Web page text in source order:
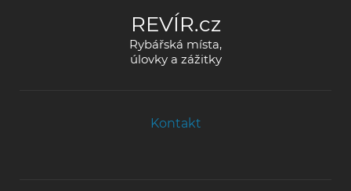
REVÍR.cz
Rybářská místa,
úlovky a zážitky
Kontakt